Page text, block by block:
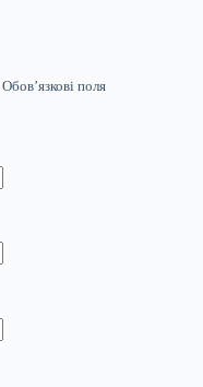
Обов’язкові поля